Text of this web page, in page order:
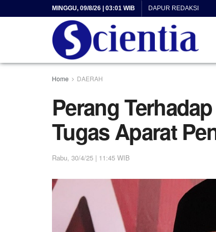
MINGGU, 09/8/26 | 03:01 WIB DAPUR REDAKSI
Home DAERAH
Perang
Tugas Aparat
Rabu, 30/4/25 | 11:45 WIB